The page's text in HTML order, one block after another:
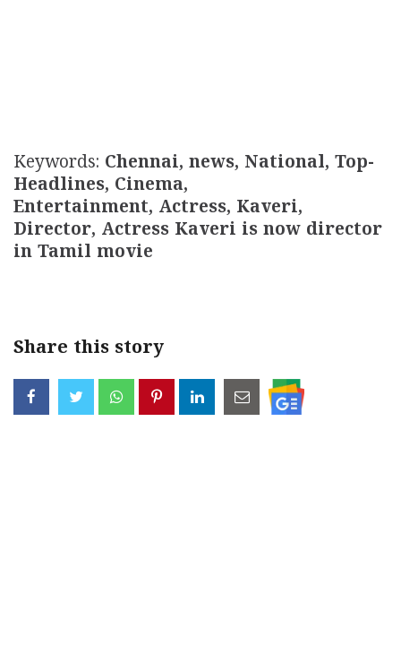
Keywords: Chennai, news, National, Top-
Headlines, Cinema,
Entertainment, Actress, Kaveri,
Director, Actress Kaveri is now director
in Tamil movie
Share this story